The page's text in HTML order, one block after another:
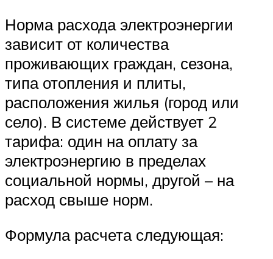
Норма расхода электроэнергии
зависит от количества
проживающих граждан, сезона,
типа отопления и плиты,
расположения жилья (город или
село). В системе действует 2
тарифа: один на оплату за
электроэнергию в пределах
социальной нормы, другой – на
расход свыше норм.
Формула расчета следующая: